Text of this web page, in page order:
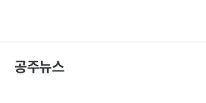
공주뉴스